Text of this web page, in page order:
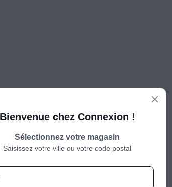
Bienvenue chez Connexion !
Sélectionnez votre magasin
Saisissez votre ville ou votre code postal